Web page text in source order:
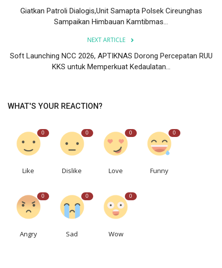
Giatkan Patroli Dialogis,Unit Samapta Polsek Cireunghas
Sampaikan Himbauan Kamtibmas...
NEXT ARTICLE
Soft Launching NCC 2026, APTIKNAS Dorong Percepatan RUU
KKS untuk Memperkuat Kedaulatan...
WHAT'S YOUR REACTION?
0
Like
0
Dislike
0
Love
0
Funny
0
Angry
0
Sad
0
Wow